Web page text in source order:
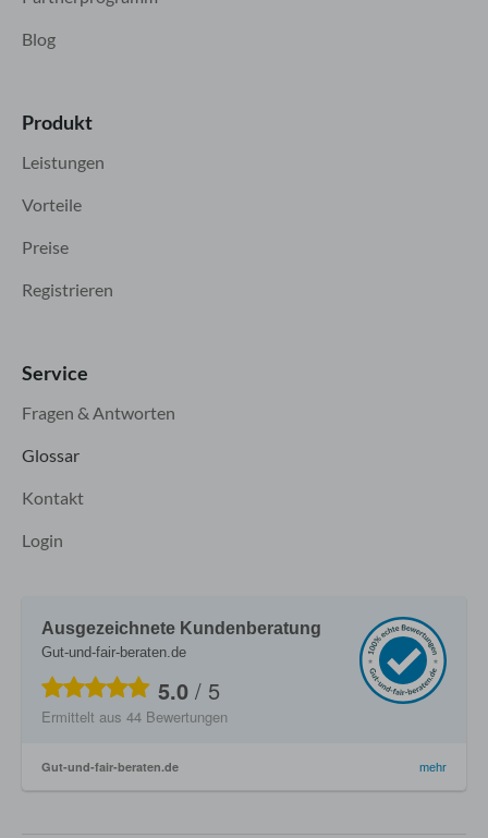
Blog
Produkt
Leistungen
Vorteile
Preise
Registrieren
Service
Fragen & Antworten
Glossar
Kontakt
Login
Ausgezeichnete Kundenberatung
Gut-und-fair-beraten.de
5.0/ 5
Ermittelt aus 44 Bewertungen
Gut-und-fair-beraten.de mehr